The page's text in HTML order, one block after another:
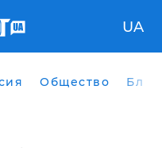
UA
Общество